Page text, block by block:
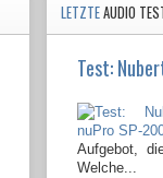
LETZTEAUDIO
Test:
Aufgebot,
Welche...